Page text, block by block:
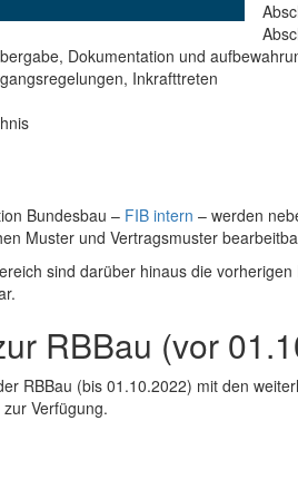
Dokumentation und
Inkrafttreten
Bundesbau – FIB intern – werden
Muster und Vertragsmuster
sind darüber hinaus die
RBBau (vor
RBBau (bis 01.10.2022) mit den
Verfügung.